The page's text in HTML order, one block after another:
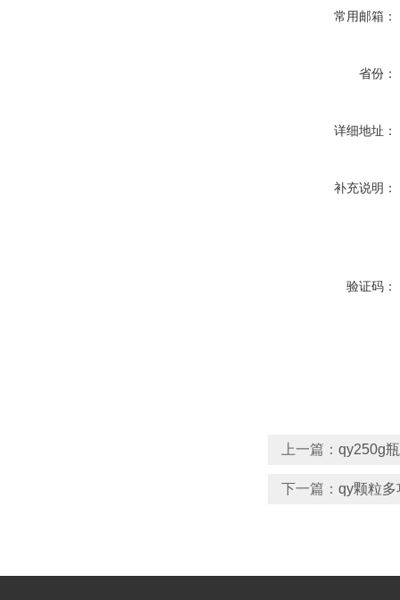
常用邮箱：
省份：
详细地址：
补充说明：
验证码：
上一篇： qy250g
下一篇： qy颗粒多